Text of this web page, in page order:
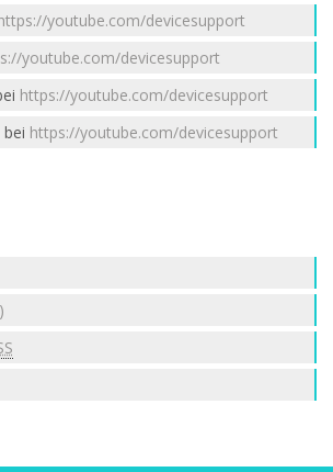
youtube.com/devicesupport
youtube.com/devicesupport
https://youtube.com/devicesupport
bei https://youtube.com/devicesupport
)